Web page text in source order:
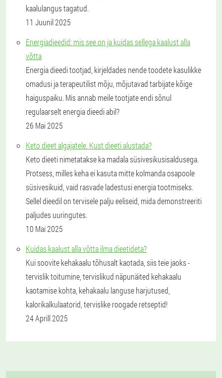
kaalulangus tagatud.
11 Juunil 2025
Energiadieedid: mis see on ja kuidas sellega kaalust alla
võtta
Energia dieedi tootjad, kirjeldades nende toodete kasulikke
omadusi ja terapeutilist mõju, mõjutavad tarbijate kõige
haiguspaiku. Mis annab meile tootjate endi sõnul
regulaarselt energia dieedi abil?
26 Mai 2025
Keto dieet algajatele. Kust dieeti alustada?
Keto dieeti nimetatakse ka madala süsivesikusisaldusega.
Protsess, milles keha ei kasuta mitte kolmanda osapoole
süsivesikuid, vaid rasvade ladestusi energia tootmiseks.
Sellel dieedil on tervisele palju eeliseid, mida demonstreeriti
paljudes uuringutes.
10 Mai 2025
Kuidas kaalust alla võtta ilma dieetideta?
Kui soovite kehakaalu tõhusalt kaotada, siis teie jaoks -
tervislik toitumine, tervislikud näpunäited kehakaalu
kaotamise kohta, kehakaalu languse harjutused,
kalorikalkulaatorid, tervislike roogade retseptid!
24 Aprill 2025